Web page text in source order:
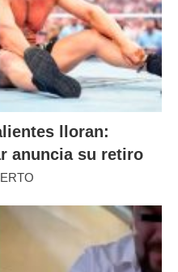
lloran:
anuncia su retiro